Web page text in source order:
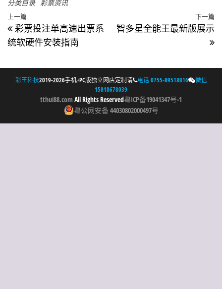
分类目录 彩票资讯
文章导航
上一篇文章
上一篇
彩票投注单高速出票系
统软硬件安装指南
下一篇
智多星全能王最新版展示
彩王科技2019-2026手机+PC版独立网店定制请电话 0755-89518816微信
15818678039
tthui88.com All Rights Reserved粤ICP备19041347号-1
粤公网安备 44030802000497号